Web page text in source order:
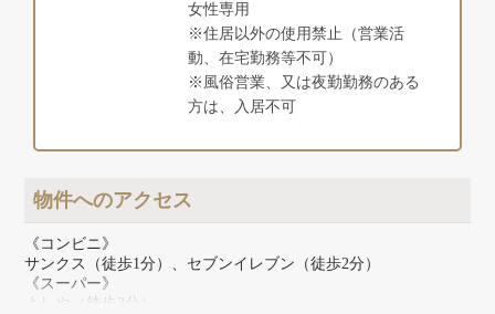
女性専用
※住居以外の使用禁止（営業活
動、在宅勤務等不可）
※風俗営業、又は夜勤勤務のある
方は、入居不可
物件へのアクセス
《コンビニ》
サンクス（徒歩1分）、セブンイレブン（徒歩2分）
《スーパー》
よしや（徒歩2分）